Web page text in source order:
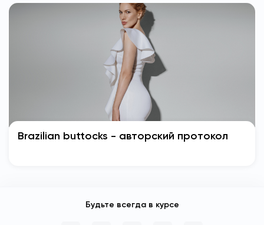
Brazilian buttocks - авторский протокол
Будьте всегда в курсе